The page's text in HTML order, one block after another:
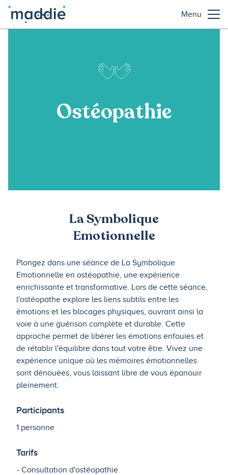
Menu
Ostéopathie
La Symbolique
Emotionnelle
Plongez dans une séance de La Symbolique
Emotionnelle en ostéopathie, une expérience
enrichissante et transformative. Lors de cette séance,
l'ostéopathe explore les liens subtils entre les
émotions et les blocages physiques, ouvrant ainsi la
voie à une guérison complète et durable. Cette
approche permet de libérer les émotions enfouies et
de rétablir l'équilibre dans tout votre être. Vivez une
expérience unique où les mémoires émotionnelles
sont dénouées, vous laissant libre de vous épanouir
pleinement.
Participants
1 personne
Tarifs
Consultation d'ostéopathie